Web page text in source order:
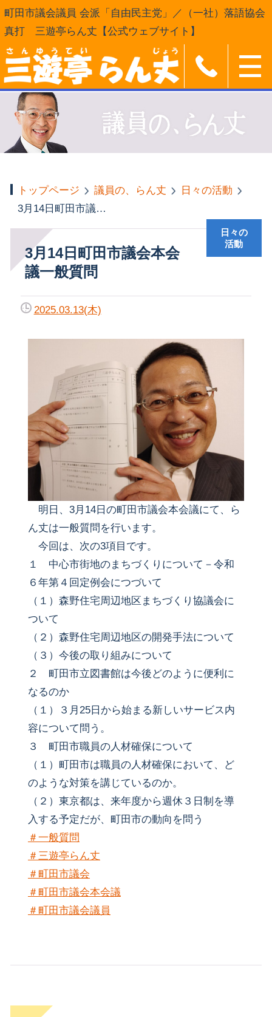
町田市議会議員 会派「自由民主党」／（一社）落語協会
真打 三遊亭らん丈【公式ウェブサイト】
トップページ 議員の、らん丈
日々の活動
3月14日町田市議会本会議一般質問
3月14日町田市議会本会
議一般質問
日々の
活動
2025.03.13(木)
明日、3月14日の町田市議会本会議にて、ら
ん丈は一般質問を行います。
今回は、次の3項目です。
１ 中心市街地のまちづくりについて－令和
６年第４回定例会につづいて
（１）森野住宅周辺地区まちづくり協議会に
ついて
（２）森野住宅周辺地区の開発手法について
（３）今後の取り組みについて
２ 町田市立図書館は今後どのように便利に
なるのか
（１）３月25日から始まる新しいサービス内
容について問う。
３ 町田市職員の人材確保について
（１）町田市は職員の人材確保において、ど
のような対策を講じているのか。
（２）東京都は、来年度から週休３日制を導
入する予定だが、町田市の動向を問う
＃一般質問
＃三遊亭らん丈
＃町田市議会
＃町田市議会本会議
＃町田市議会議員